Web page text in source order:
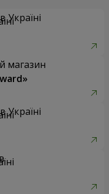
Україні
магазин
Україні